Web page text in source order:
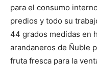
para el consumo
predios y todo su
44 grados medidas en
arandaneros de Ñuble
fruta fresca para la